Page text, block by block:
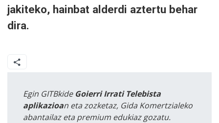
jakiteko, hainbat alderdi aztertu behar
dira.
Egin GITBkide Goierri Irrati Telebista
aplikazioan eta zozketaz, Gida Komertzialeko
abantailaz eta premium edukiaz gozatu.